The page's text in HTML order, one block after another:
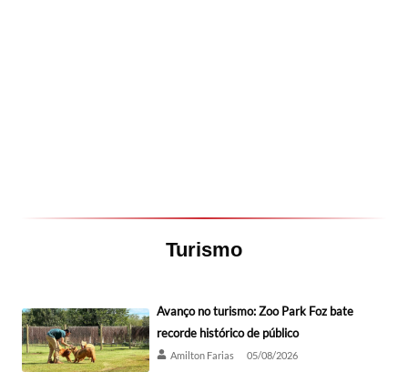
Turismo
Avanço no turismo: Zoo Park Foz bate
recorde histórico de público
Amilton Farias 05/08/2026